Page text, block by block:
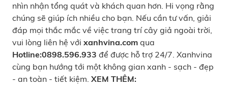
nhìn nhận tổng quát và khách quan hơn. Hi vọng rằng
chúng sẽ giúp ích nhiều cho bạn. Nếu cần tư vấn, giải
đáp mọi thắc mắc về việc trang trí cây giả ngoài trời,
vui lòng liên hệ với xanhvina.com qua
Hotline:0898.596.933 để được hỗ trợ 24/7. Xanhvina
cùng bạn hướng tới một không gian xanh - sạch - đẹp
- an toàn - tiết kiệm. XEM THÊM: